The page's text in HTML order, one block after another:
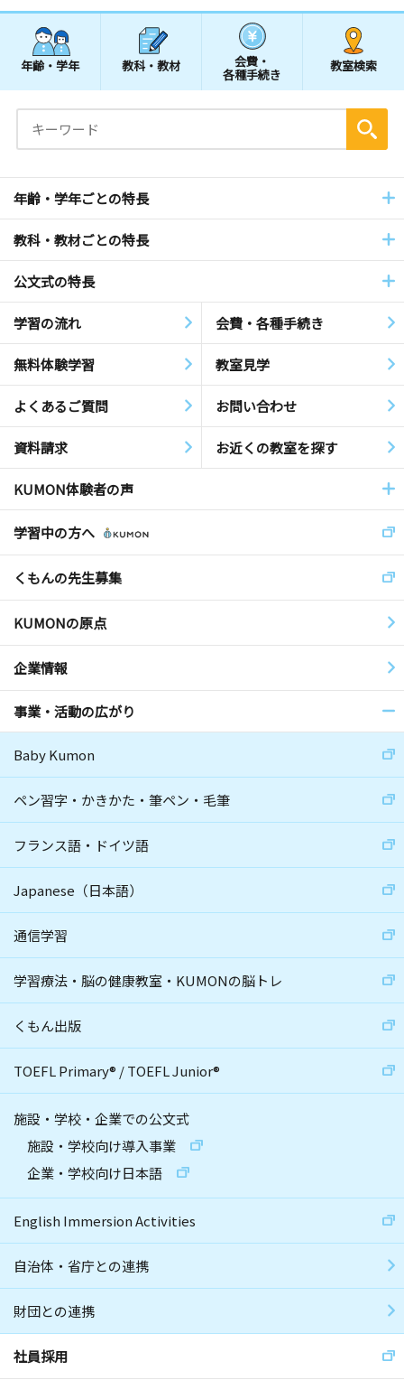
年齢・学年 教科・教材 会費・
各種手続き
教室検索
年齢・学年ごとの特長
教科・教材ごとの特長
公文式の特長
学習の流れ 会費・各種手続き
無料体験学習 教室見学
よくあるご質問 お問い合わせ
資料請求 お近くの教室を探す
KUMON体験者の声
学習中の方へ
くもんの先生募集
KUMONの原点
企業情報
事業・活動の広がり
Baby Kumon
ペン習字・かきかた・筆ペン・毛筆
フランス語・ドイツ語
Japanese（日本語）
通信学習
学習療法・脳の健康教室・KUMONの脳トレ
くもん出版
TOEFL Primary® /TOEFL Junior®
施設・学校・企業での公文式
施設・学校向け導入事業
企業・学校向け日本語
English Immersion Activities
自治体・省庁との連携
財団との連携
社員採用